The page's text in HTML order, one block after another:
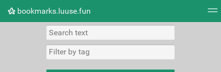
bookmarks.luuse.fun
Picture wall